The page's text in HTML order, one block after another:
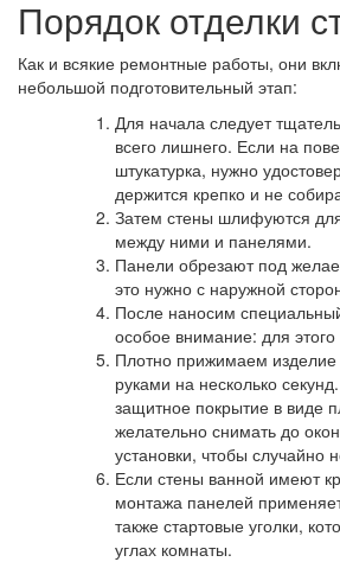
Порядок отделки
Как и всякие ремонтные работы, они
небольшой подготовительный этап:
Для начала следует
всего лишнего. Если на
штукатурка, нужно
держится крепко и не
Затем стены шлифуются
между ними и панелями.
Панели обрезают под
это нужно с наружной
После наносим
особое внимание: для этого
Плотно прижимаем
руками на несколько
защитное покрытие в виде
желательно снимать до
установки, чтобы случайно
Если стены ванной имеют
монтажа панелей
также стартовые уголки,
углах комнаты.